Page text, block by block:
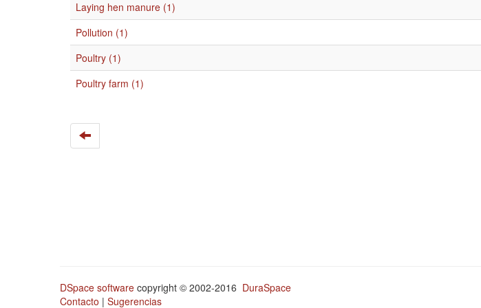
Laying hen manure (1)
Pollution (1)
Poultry (1)
Poultry farm (1)
DSpace software copyright © 2002-2016 DuraSpace
Contacto | Sugerencias